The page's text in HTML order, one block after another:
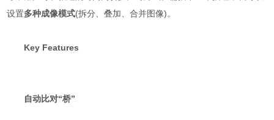
设置多种成像模式(拆分、叠加、合并图像)。
Key Features
自动比对“桥”